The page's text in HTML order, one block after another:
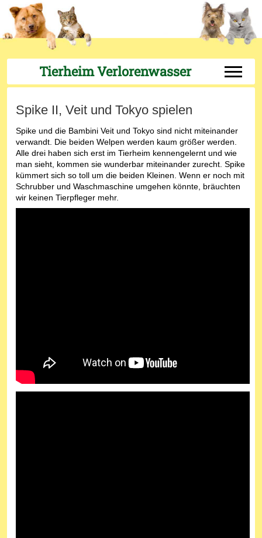
Tierheim Verlorenwasser Off-
Spike II, Veit und Tokyo spielen
Spike und die Bambini Veit und Tokyo sind nicht miteinander
verwandt. Die beiden Welpen werden kaum größer werden.
Alle drei haben sich erst im Tierheim kennengelernt und wie
man sieht, kommen sie wunderbar miteinander zurecht. Spike
kümmert sich so toll um die beiden Kleinen. Wenn er noch mit
Schrubber und Waschmaschine umgehen könnte, bräuchten
wir keinen Tierpfleger mehr.